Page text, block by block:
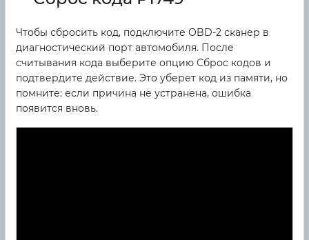
Чтобы сбросить код, подключите OBD-2 сканер в
диагностический порт автомобиля. После
считывания кода выберите опцию Сброс кодов и
подтвердите действие. Это уберет код из памяти, но
помните: если причина не устранена, ошибка
появится вновь.